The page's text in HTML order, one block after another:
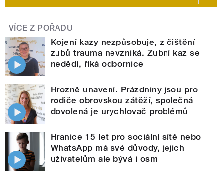
VÍCE Z POŘADU
Kojení kazy nezpůsobuje, z čištění
zubů trauma nevzniká. Zubní kaz se
nedědí, říká odbornice
Hrozně unavení. Prázdniny jsou pro
rodiče obrovskou zátěží, společná
dovolená je urychlovač problémů
Hranice 15 let pro sociální sítě nebo
WhatsApp má své důvody, jejich
uživatelům ale bývá i osm